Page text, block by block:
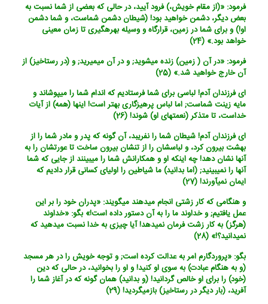
فرمود: «(از مقام خویش،) فرود آیید، در حالی که بعضی از شما نسبت به
بعض دیگر، دشمن خواهید بود! (شیطان دشمن شماست، و شما دشمن
او!) و برای شما در زمین، قرارگاه و وسیله بهره‏گیری تا زمان معینی
خواهد بود.» (24)
فرمود: «در آن ( زمین) زنده می‏شوید; و در آن می‏میرید; و (در رستاخیز) از
آن خارج خواهید شد.» (25)
ای فرزندان آدم! لباسی برای شما فرستادیم که اندام شما را می‏پوشاند و
مایه زینت شماست; اما لباس پرهیزگاری بهتر است! اینها (همه) از آیات
خداست، تا متذکر (نعمتهای او) شوند! (26)
ای فرزندان آدم! شیطان شما را نفریبد، آن گونه که پدر و مادر شما را از
بهشت بیرون کرد، و لباسشان را از تنشان بیرون ساخت تا عورتشان را به
آنها نشان دهد! چه اینکه او و همکارانش شما را می‏بینند از جایی که شما
آنها را نمی‏بینید; (اما بدانید) ما شیاطین را اولیای کسانی قرار دادیم که
ایمان نمی‏آورند! (27)
و هنگامی که کار زشتی انجام می‏دهند می‏گویند: «پدران خود را بر این
عمل یافتیم; و خداوند ما را به آن دستور داده است!» بگو: «خداوند
(هرگز) به کار زشت فرمان نمی‏دهد! آیا چیزی به خدا نسبت می‏دهید که
نمی‏دانید؟!» (28)
بگو: «پروردگارم امر به عدالت کرده است; و توجه خویش را در هر مسجد
(و به هنگام عبادت) به سوی او کنید! و او را بخوانید، در حالی که دین
(خود) را برای او خالص گردانید! (و بدانید) همان گونه که در آغاز شما را
آفرید، (بار دیگر در رستاخیز) بازمی‏گردید! (29)